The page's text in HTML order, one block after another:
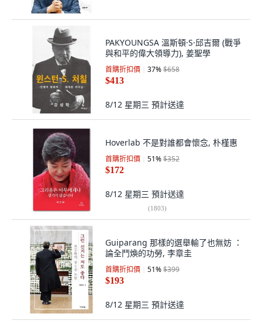
PAKYOUNGSA 溫斯頓·S·邱吉爾 (戰爭
與和平的偉大領導力), 姜聖學
首購折扣價 37%$658
$413
8/12 星期三 預計送達
Hoverlab 不是對誰都會懷念, 朴槿惠
首購折扣價 51%$352
$172
8/12 星期三 預計送達
(1803)
Guiparang 那樣的選舉輸了也無妨 ：
論全鬥煥的功勞, 李章圭
首購折扣價 51%$399
$193
8/12 星期三 預計送達